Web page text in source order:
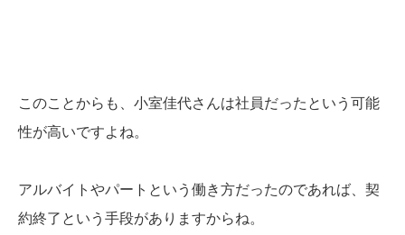
このことからも、小室佳代さんは社員だったという可能
性が高いですよね。
アルバイトやパートという働き方だったのであれば、契
約終了という手段がありますからね。